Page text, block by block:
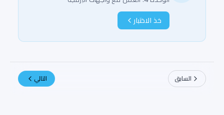
خذ الاختبار
السابق التالي